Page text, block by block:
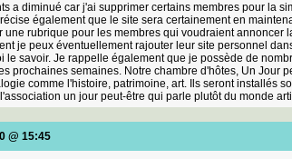
a diminué car j'ai supprimer certains membres pour la
également que le site sera certainement en
rubrique pour les membres qui voudraient annoncer
je peux éventuellement rajouter leur site personnel
savoir. Je rappelle également que je possède de
prochaines semaines. Notre chambre d'hôtes, Un Jour
comme l'histoire, patrimoine, art. Ils seront installés
un jour peut-être qui parle plutôt du monde
@ 15:45